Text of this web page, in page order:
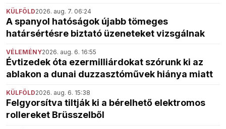
KÜLFÖLD2026. aug. 7. 06:24
A spanyol hatóságok újabb tömeges
határsértésre biztató üzeneteket vizsgálnak
VÉLEMÉNY2026. aug. 6. 16:55
Évtizedek óta ezermilliárdokat szórunk ki az
ablakon a dunai duzzasztóművek hiánya miatt
KÜLFÖLD2026. aug. 6. 15:38
Felgyorsítva tiltják ki a bérelhető elektromos
rollereket Brüsszelből